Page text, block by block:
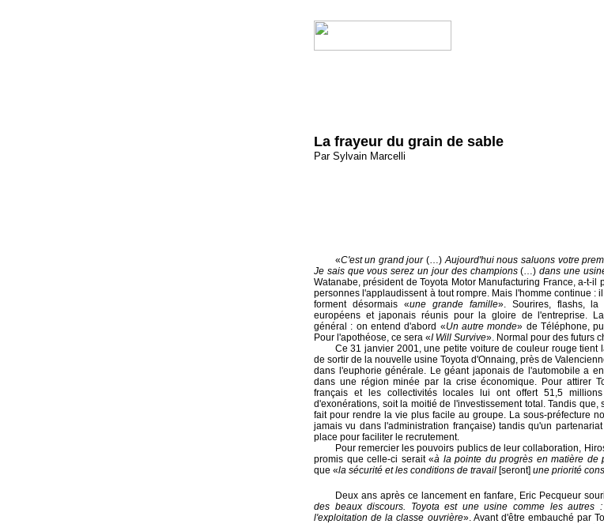
La frayeur du grain de sable
Par Sylvain Marcelli
«C'est un grand jour(…)Aujourd'hui nous saluons votre
Je sais que vous serez un jour des champions(…)dans une
Watanabe, président de Toyota Motor Manufacturing France, a-t-il
personnes l'applaudissent à tout rompre. Mais l'homme continue :
forment désormais «une grande famille». Sourires, flashs,
européens et japonais réunis pour la gloire de l'entreprise.
général : on entend d'abord «Un autre monde» de Téléphone,
Pour l'apothéose, ce sera «I Will Survive». Normal pour des futurs
Ce 31 janvier 2001, une petite voiture de couleur rouge tient
de sortir de la nouvelle usine Toyota d'Onnaing, près de
dans l'euphorie générale. Le géant japonais de l'automobile a
dans une région minée par la crise économique. Pour attirer
français et les collectivités locales lui ont offert 51,5
d'exonérations, soit la moitié de l'investissement total. Tandis que,
fait pour rendre la vie plus facile au groupe. La sous-préfecture
jamais vu dans l'administration française) tandis qu'un
place pour faciliter le recrutement.
Pour remercier les pouvoirs publics de leur collaboration,
promis que celle-ci serait «à la pointe du progrès en matière de
que «la sécurité et les conditions de travail [seront] une priorité
Deux ans après ce lancement en fanfare, Eric Pecqueur
des beaux discours. Toyota est une usine comme les autres
l'exploitation de la classe ouvrière». Avant d'être embauché par